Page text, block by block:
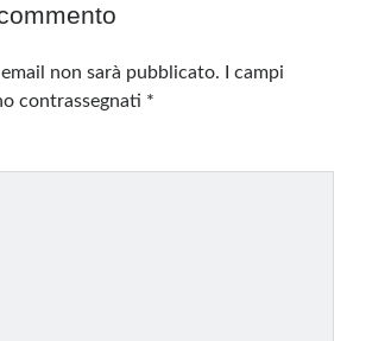
non sarà pubblicato.
I campi
contrassegnati *